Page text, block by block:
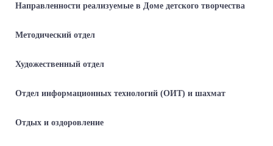
Направленности реализуемые в Доме детского творчества
Методический отдел
Художественный отдел
Отдел информационных технологий (ОИТ) и шахмат
Отдых и оздоровление